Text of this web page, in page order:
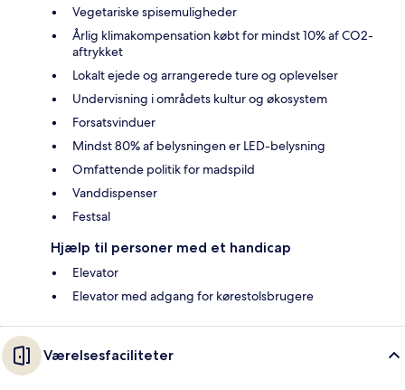
Vegetariske spisemuligheder
Årlig klimakompensation købt for mindst 10% af CO2-
aftrykket
Lokalt ejede og arrangerede ture og oplevelser
Undervisning i områdets kultur og økosystem
Forsatsvinduer
Mindst 80% af belysningen er LED-belysning
Omfattende politik for madspild
Vanddispenser
Festsal
Hjælp til personer med et handicap
Elevator
Elevator med adgang for kørestolsbrugere
Værelsesfaciliteter